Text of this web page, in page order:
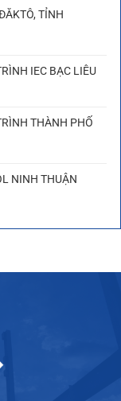
TỈNH
IEC BẠC LIÊU
THÀNH PHỐ
NINH THUẬN